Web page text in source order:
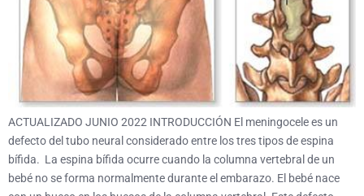
ACTUALIZADO JUNIO 2022 INTRODUCCIÓN El meningocele es un
defecto del tubo neural considerado entre los tres tipos de espina
bífida. La espina bífida ocurre cuando la columna vertebral de un
bebé no se forma normalmente durante el embarazo. El bebé nace